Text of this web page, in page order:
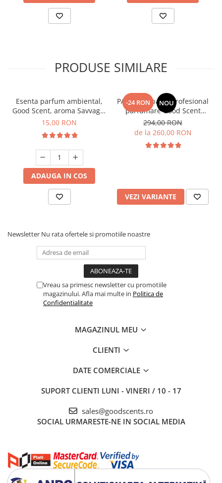
PRODUSE SIMILARE
Esenta parfum ambiental,
Good Scent, aroma Savvage,
10 g
15,00 RON
ADAUGA IN COS
-24 RON NOU
PACHET: Aparat profesional
parfumare Good Scent
Aroma Car Diffuser, cu
baterie interna, negru si 5
rezerve incluse
294,00 RON
de la 260,00 RON
VEZI VARIANTE
Newsletter Nu rata ofertele si promotiile noastre
Vreau sa primesc newsletter cu promotiile
magazinului. Afla mai multe in Politica de
Confidentialitate
MAGAZINUL MEU
CLIENTI
DATE COMERCIALE
SUPORT CLIENTI LUNI - VINERI / 10 - 17
sales@goodscents.ro
SOCIAL URMARESTE-NE IN SOCIAL MEDIA